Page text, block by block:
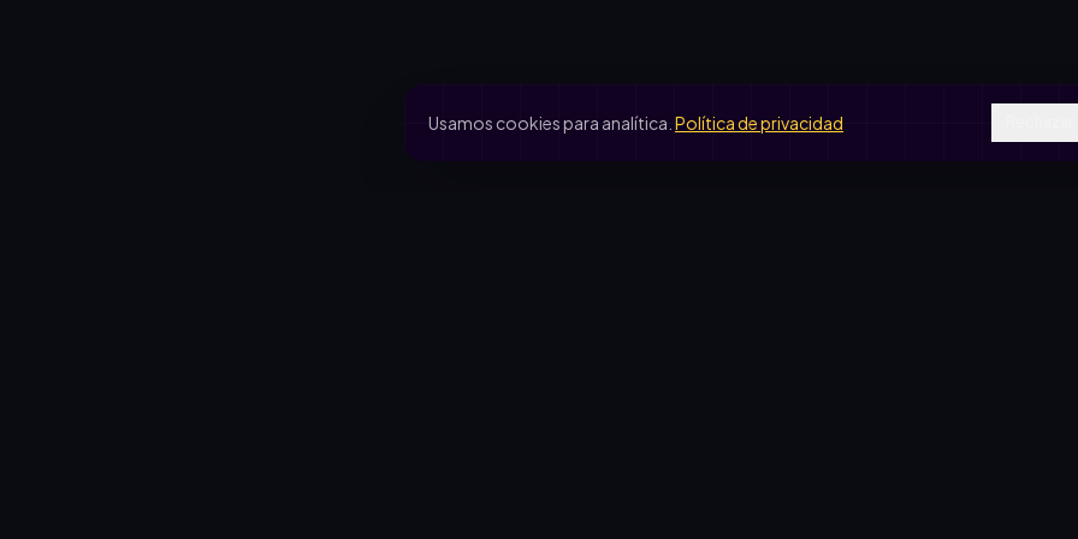
Usamos cookies para analítica. Política de privacidad